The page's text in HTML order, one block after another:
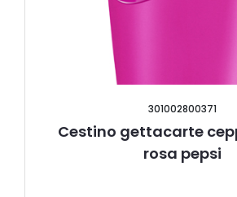
301002800371
Cestino gettacarte
rosa pepsi